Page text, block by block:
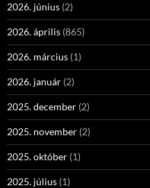
2026. június (2)
2026. április (865)
2026. március (1)
2026. január (2)
2025. december (2)
2025. november (2)
2025. október (1)
2025. július (1)